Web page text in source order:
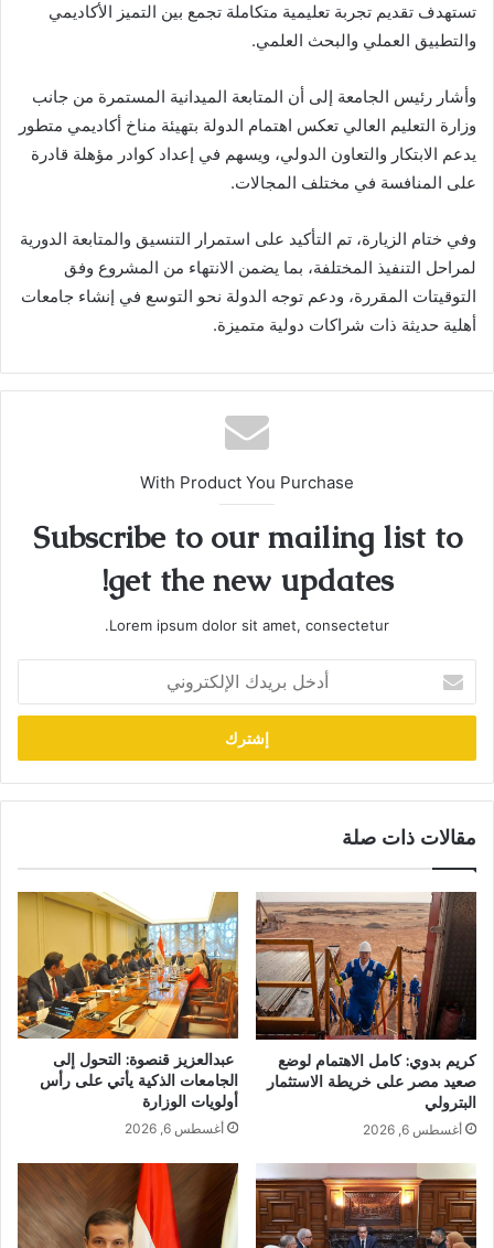
تستهدف تقديم تجربة تعليمية متكاملة تجمع بين التميز الأكاديمي
والتطبيق العملي والبحث العلمي.
وأشار رئيس الجامعة إلى أن المتابعة الميدانية المستمرة من جانب
وزارة التعليم العالي تعكس اهتمام الدولة بتهيئة مناخ أكاديمي متطور
يدعم الابتكار والتعاون الدولي، ويسهم في إعداد كوادر مؤهلة قادرة
على المنافسة في مختلف المجالات.
وفي ختام الزيارة، تم التأكيد على استمرار التنسيق والمتابعة الدورية
لمراحل التنفيذ المختلفة، بما يضمن الانتهاء من المشروع وفق
التوقيتات المقررة، ودعم توجه الدولة نحو التوسع في إنشاء جامعات
أهلية حديثة ذات شراكات دولية متميزة.
With Product You Purchase
Subscribe to our mailing list to
get the new updates!
Lorem ipsum dolor sit amet, consectetur.
بريدك
الإلكتروني
مقالات ذات صلة
كريم بدوي: كامل الاهتمام لوضع
صعيد مصر على خريطة الاستثمار
البترولي
أغسطس 6, 2026
عبدالعزيز قنصوة: التحول إلى
الجامعات الذكية يأتي على رأس
أولويات الوزارة
أغسطس 6, 2026